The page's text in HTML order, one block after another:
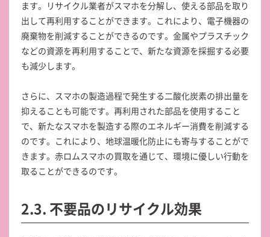
ます。リサイクル業者がスマホを分解し、使える部品を取り
出して再利用することができます。これにより、電子機器の
廃棄物を削減することができるのです。金属やプラスチック
などの資源を再利用することで、新たな資源を採掘する必要
も減少します。
さらに、スマホの製造過程で発生する二酸化炭素の排出量を
抑えることも可能です。再利用された部品を使用すること
で、新たなスマホを製造する際のエネルギー消費を削減する
のです。これにより、地球温暖化防止にも寄与することがで
きます。赤ロムスマホの買取を通じて、環境に優しい行動を
取ることができるのです。
2.3. 不要品のリサイクル効果